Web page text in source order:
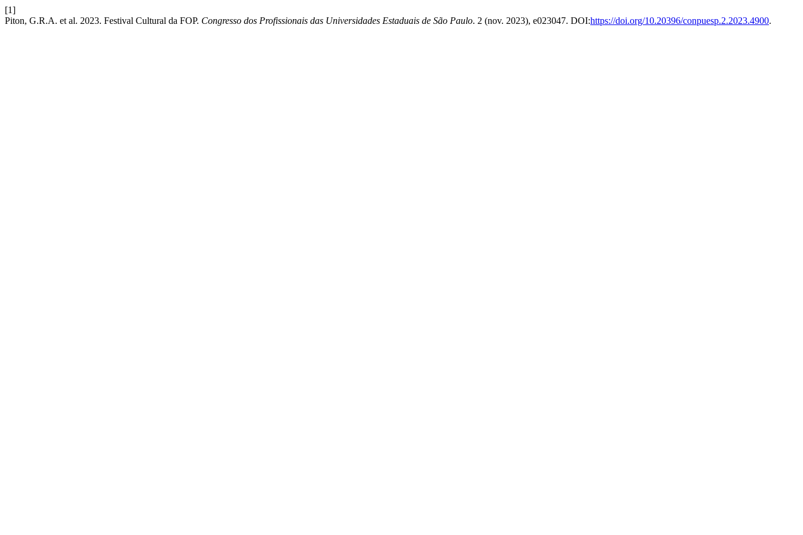
[1]
Piton, G.R.A. et al. 2023. Festival Cultural da FOP. Congresso dos Profissionais das Universidades Estaduais de São Paulo. 2 (nov. 2023), e023047. DOI:https://doi.org/10.20396/conpuesp.2.2023.4900.